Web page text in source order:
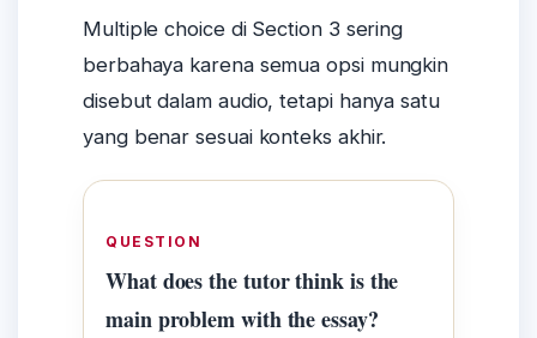
Multiple choice di Section 3 sering
berbahaya karena semua opsi mungkin
disebut dalam audio, tetapi hanya satu
yang benar sesuai konteks akhir.
QUESTION
What does the tutor think is the
main problem with the essay?